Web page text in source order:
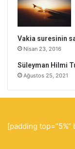
Vakia suresinin
Nisan 23, 2016
Süleyman Hilmi
Ağustos 25, 2021
[padding top=”5%”